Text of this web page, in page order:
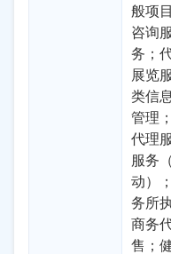
般项
咨询
务；
展览
类信
管理
代理
服务
动）
务所
商务
售；